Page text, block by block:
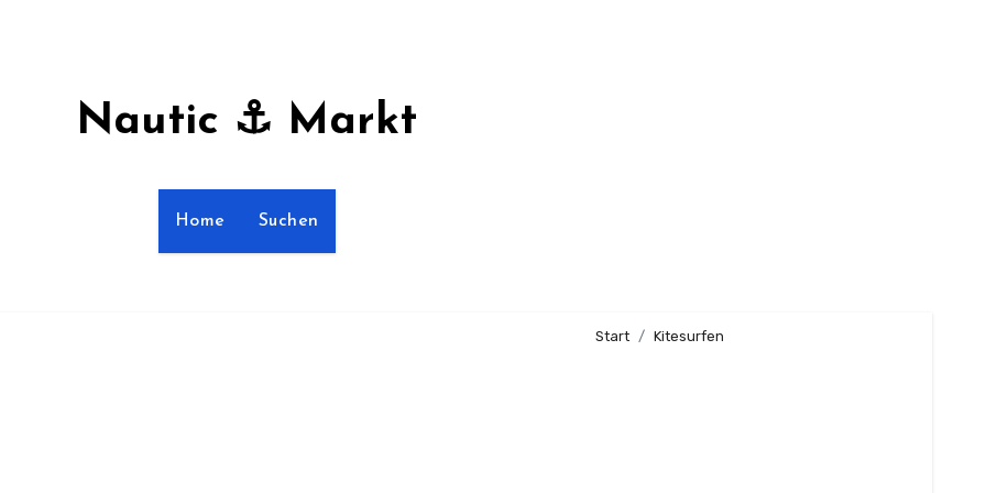
Nautic ⚓ Markt
Home Suchen
Start Kitesurfen